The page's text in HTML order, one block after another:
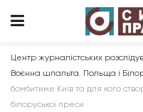
Центр журналістських
Воєнна шпальта. Польща і
бомбитиме Київ та для кого
білоруської преси